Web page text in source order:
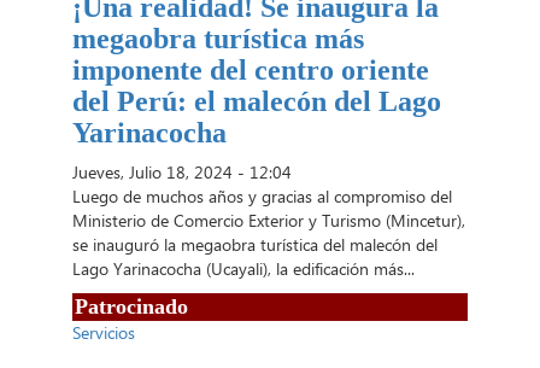
¡Una realidad! Se inaugura la
megaobra turística más
imponente del centro oriente
del Perú: el malecón del Lago
Yarinacocha
Jueves, Julio 18, 2024 - 12:04
Luego de muchos años y gracias al compromiso del
Ministerio de Comercio Exterior y Turismo (Mincetur),
se inauguró la megaobra turística del malecón del
Lago Yarinacocha (Ucayali), la edificación más...
Patrocinado
Servicios